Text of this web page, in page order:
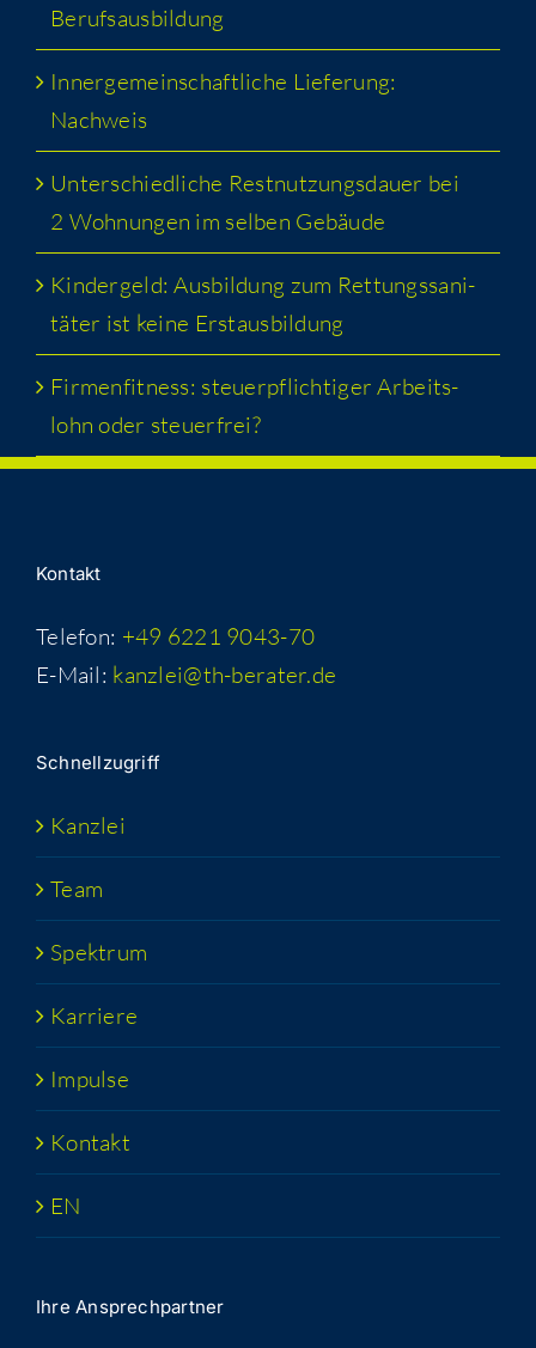
Berufsausbildung
Inner­ge­mein­schaft­li­che Lie­fe­rung:
Nachweis
Unter­schied­li­che Rest­nut­zungs­dau­er bei
2 Woh­nun­gen im sel­ben Gebäude
Kin­der­geld: Aus­bil­dung zum Ret­tungs­sa­ni­
tä­ter ist kei­ne Erstausbildung
Fir­men­fit­ness: steu­er­pflich­ti­ger Arbeits­
lohn oder steuerfrei?
Kon­takt
Telefon: +49 6221 9043-70
E-Mail: kanzlei@th-berater.de
Schnell­zu­griff
Kanz­lei
Team
Spek­trum
Kar­rie­re
Impul­se
Kon­takt
EN
Ihre Ansprech­part­ner